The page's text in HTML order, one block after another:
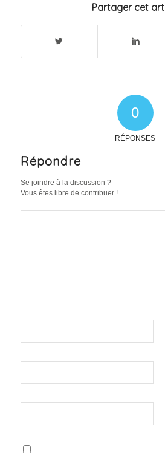
Partager cet
0
RÉPONSES
Répondre
Se joindre à la discussion ?
Vous êtes libre de contribuer !